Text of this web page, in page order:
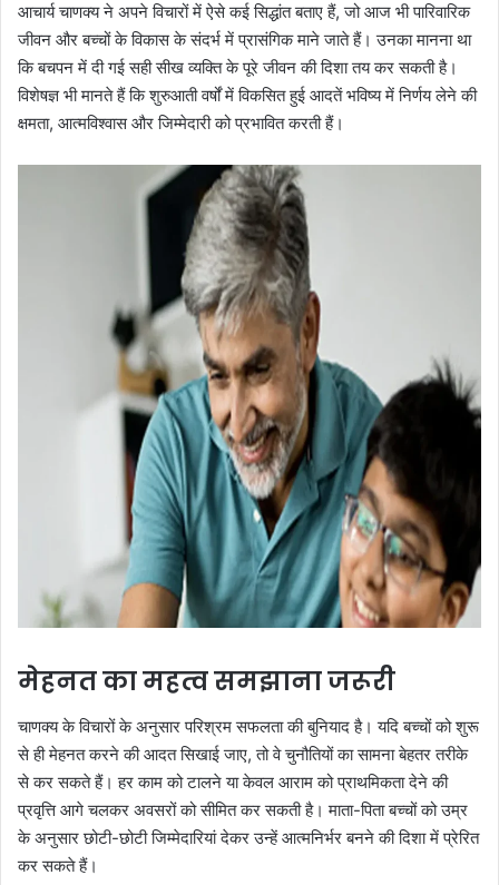
आचार्य चाणक्य ने अपने विचारों में ऐसे कई सिद्धांत बताए हैं, जो आज भी पारिवारिक
जीवन और बच्चों के विकास के संदर्भ में प्रासंगिक माने जाते हैं। उनका मानना था
कि बचपन में दी गई सही सीख व्यक्ति के पूरे जीवन की दिशा तय कर सकती है।
विशेषज्ञ भी मानते हैं कि शुरुआती वर्षों में विकसित हुई आदतें भविष्य में निर्णय लेने की
क्षमता, आत्मविश्वास और जिम्मेदारी को प्रभावित करती हैं।
मेहनत का महत्व समझाना जरूरी
चाणक्य के विचारों के अनुसार परिश्रम सफलता की बुनियाद है। यदि बच्चों को शुरू
से ही मेहनत करने की आदत सिखाई जाए, तो वे चुनौतियों का सामना बेहतर तरीके
से कर सकते हैं। हर काम को टालने या केवल आराम को प्राथमिकता देने की
प्रवृत्ति आगे चलकर अवसरों को सीमित कर सकती है। माता-पिता बच्चों को उम्र
के अनुसार छोटी-छोटी जिम्मेदारियां देकर उन्हें आत्मनिर्भर बनने की दिशा में प्रेरित
कर सकते हैं।